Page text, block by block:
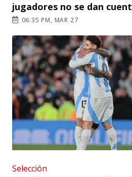
jugadores no se dan
06:35 PM, MAR 27
Selección